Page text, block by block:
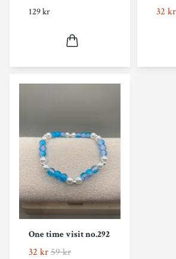
129 kr
32 kr
One time visit no.292
32 kr59 kr